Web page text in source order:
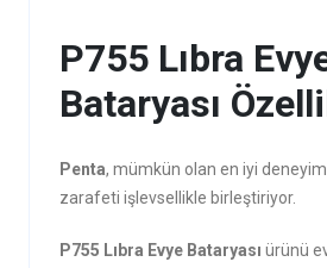
P755 Lıbra
Bataryası
Penta, mümkün olan en iyi
zarafeti işlevsellikle birleştiriyor.
P755 Lıbra Evye Bataryası ürünü